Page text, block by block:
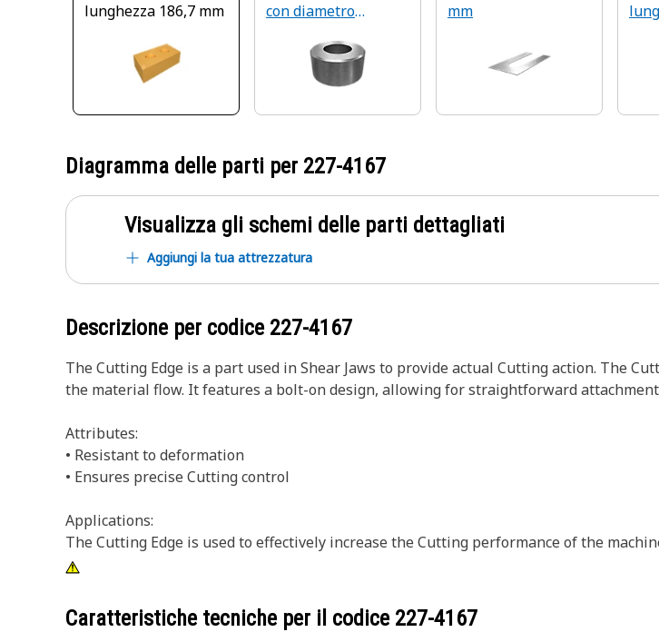
lunghezza 186,7 mm
con diametro
mm
Diagramma delle parti per 227-4167
Visualizza gli schemi delle parti dettagliati
Aggiungi la tua attrezzatura
Descrizione per codice 227-4167
The Cutting Edge is a part used in Shear Jaws to provide actual Cutting action. The
the material flow. It features a bolt-on design, allowing for straightforward
Attributes:
• Resistant to deformation
• Ensures precise Cutting control
Applications:
The Cutting Edge is used to effectively increase the Cutting performance of the
Caratteristiche tecniche per il codice 227-4167